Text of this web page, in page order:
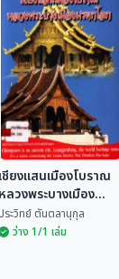
เชียงแสนเมืองโบราณ
หลวงพระบางเมือง
มรดกโลก
ประวิทย์ ตันตลานุกุล
ว่าง 1/1 เล่ม